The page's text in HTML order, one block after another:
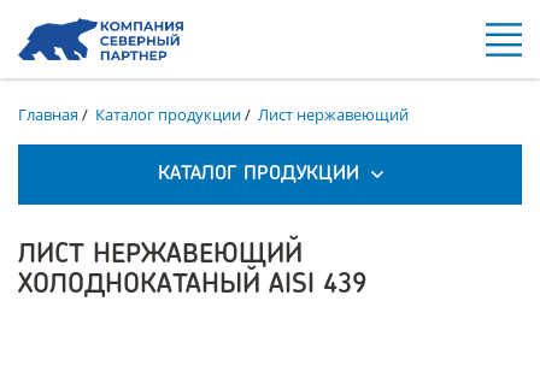
Главная/ Каталог продукции/ Лист нержавеющий
КАТАЛОГ ПРОДУКЦИИ
ЛИСТ НЕРЖАВЕЮЩИЙ
ХОЛОДНОКАТАНЫЙ AISI 439